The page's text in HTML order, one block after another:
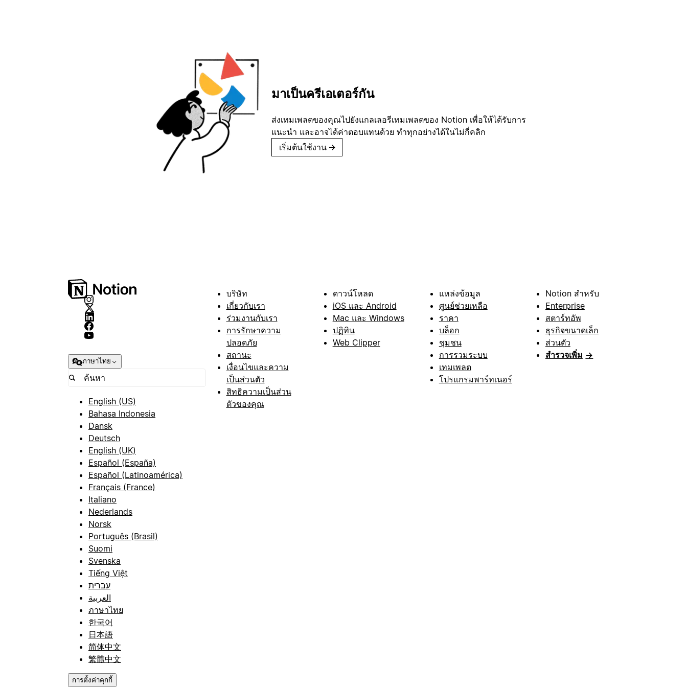
มาเป็นครีเอเตอร์กัน
ส่งเทมเพลตของคุณไปยังแกลเลอรีเทมเพลตของ Notion เพื่อให้ได้รับการ
แนะนำ และอาจได้ค่าตอบแทนด้วย ทำทุกอย่างได้ในไม่กี่คลิก
เริ่มต้นใช้งาน →
ภาษาไทย
English (US)
Bahasa Indonesia
Dansk
Deutsch
English (UK)
Español (España)
Español (Latinoamérica)
Français (France)
Italiano
Nederlands
Norsk
Português (Brasil)
Suomi
Svenska
Tiếng Việt
עברית
العربية
ภาษาไทย
한국어
日本語
简体中文
繁體中文
การตั้งค่าคุกกี้
บริษัท
เกี่ยวกับเรา
ร่วมงานกับเรา
การรักษาความ
ปลอดภัย
สถานะ
เงื่อนไขและความ
เป็นส่วนตัว
สิทธิความเป็นส่วน
ตัวของคุณ
ดาวน์โหลด
iOS และ Android
Mac และ Windows
ปฏิทิน
Web Clipper
แหล่งข้อมูล
ศูนย์ช่วยเหลือ
ราคา
บล็อก
ชุมชน
การรวมระบบ
เทมเพลต
โปรแกรมพาร์ทเนอร์
Notion สำหรับ
Enterprise
สตาร์ทอัพ
ธุรกิจขนาดเล็ก
ส่วนตัว
สำรวจเพิ่ม →